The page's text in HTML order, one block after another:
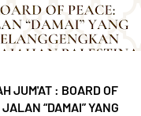
JUM'AT : BOARD OF
“DAMAI” YANG